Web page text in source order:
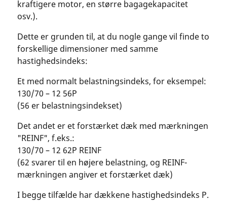
kraftigere motor, en større bagagekapacitet
osv.).
Dette er grunden til, at du nogle gange vil finde to
forskellige dimensioner med samme
hastighedsindeks:
Et med normalt belastningsindeks, for eksempel:
130/70 – 12 56P
(56 er belastningsindekset)
Det andet er et forstærket dæk med mærkningen
"REINF", f.eks.:
130/70 – 12 62P REINF
(62 svarer til en højere belastning, og REINF-
mærkningen angiver et forstærket dæk)
I begge tilfælde har dækkene hastighedsindeks P.